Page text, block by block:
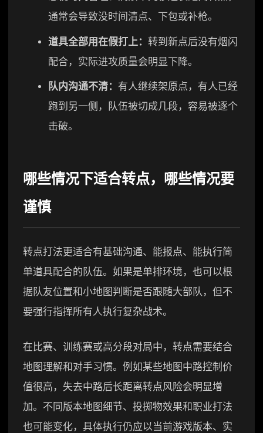
通常会导致没时间清点、下包或补枪。
道具全部用在假打上： 转到新点后没有烟闪
配合，实际进攻质量会明显下降。
队内沟通不清： 有人继续架原点，有人已经
跑到另一侧，队伍被切成几段，容易被逐个
击破。
哪些情况下适合转点，哪些情况要
谨慎
转点打法更适合有基础沟通、能报点、能执行简
单道具配合的队伍。如果是单排环境，也可以根
据队友位置和小地图判断是否跟随大部队，但不
要强行指挥所有人执行复杂战术。
在比赛、训练赛或高分段对局中，转点需要结合
地图理解和对手习惯。例如某些地图中路控制价
值很高，失去中路后长距离转点风险会明显增
加。不同版本地图细节、投掷物效果和职业打法
也可能变化，具体执行仍应以当前游戏版本、实